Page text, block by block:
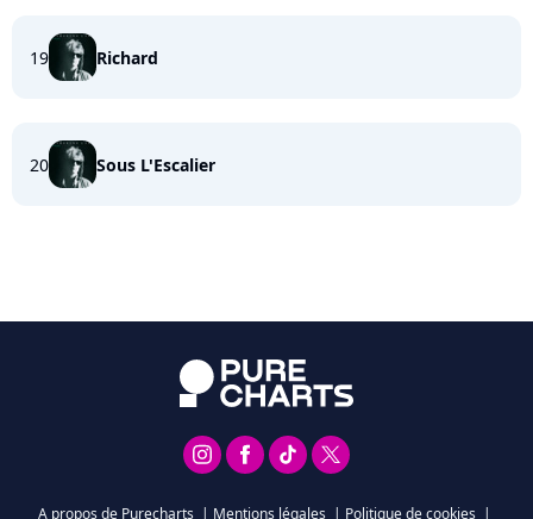
19 Richard
20 Sous L'Escalier
A propos de Purecharts | Mentions légales | Politique de cookies |